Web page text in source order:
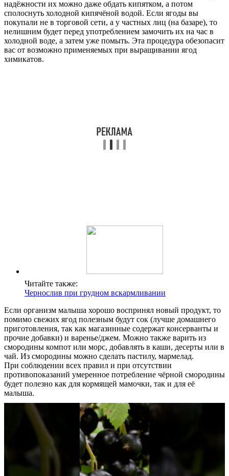
надёжности их можно даже обдать кипятком, а потом
сполоснуть холодной кипячёной водой. Если ягоды вы
покупали не в торговой сети, а у частных лиц (на базаре), то
нелишним будет перед употреблением замочить их на час в
холодной воде, а затем уже помыть. Эта процедура обезопасит
вас от возможно применяемых при выращивании ягод
химикатов.
Читайте также:
Чернослив при грудном вскармливании
Если организм малыша хорошо воспринял новый продукт, то
помимо свежих ягод полезным будут сок (лучше домашнего
приготовления, так как магазинные содержат консерванты и
прочие добавки) и варенье/джем. Можно также варить из
смородины компот или морс, добавлять в каши, десерты или в
чай. Из смородины можно сделать пастилу, мармелад.
При соблюдении всех правил и при отсутствии
противопоказаний умеренное потребление чёрной смородины
будет полезно как для кормящей мамочки, так и для её
малыша.